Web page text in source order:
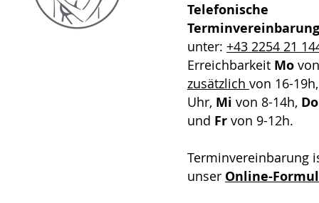
Telefonische
Terminvereinbarung
unter: +43 2254 21
Erreichbarkeit Mo
zusätzlich von 16-
Uhr, Mi von 8-14h,
und Fr von 9-12h.
Terminvereinbarung
unser Online-